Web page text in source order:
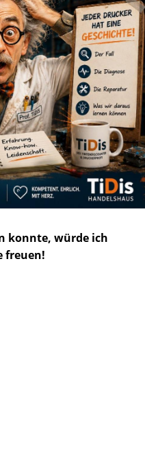
konnte, würde ich
freuen!